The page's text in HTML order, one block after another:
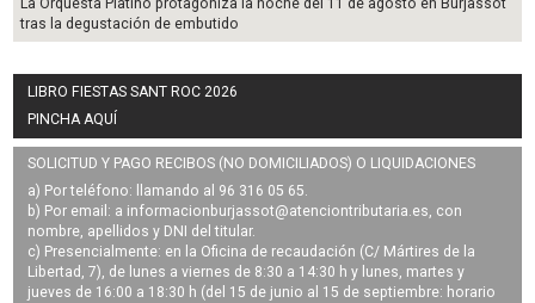
La Orquesta Platino protagoniza la noche del 11 de agosto en Burjassot
tras la degustación de embutido
LIBRO FIESTAS SANT ROC 2026
PINCHA AQUÍ
SOLICITUD Y PAGO RECIBOS (NO DOMICILIADOS) O LIQUIDACIONES
a) Por teléfono: llamando al 96 316 05 65.
b) Por email: a informacionburjassot@atenciontributaria.es, con
nombre, apellidos y DNI del titular.
c) Presencialmente: en la Oficina de recaudación (C/ Mártires de la
Libertad, 7), de lunes a viernes de 8:30 a 14:30 h y lunes, martes y
jueves de 16:00 a 18:30 h (del 15 de junio al 15 de septiembre: horario